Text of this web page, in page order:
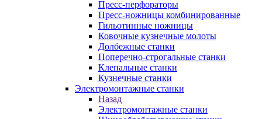
Пресс-перфораторы
Пресс-ножницы комбинированные
Гильотинные ножницы
Ковочные кузнечные молоты
Долбежные станки
Поперечно-строгальные станки
Клепальные станки
Кузнечные станки
Электромонтажные станки
Назад
Электромонтажные станки